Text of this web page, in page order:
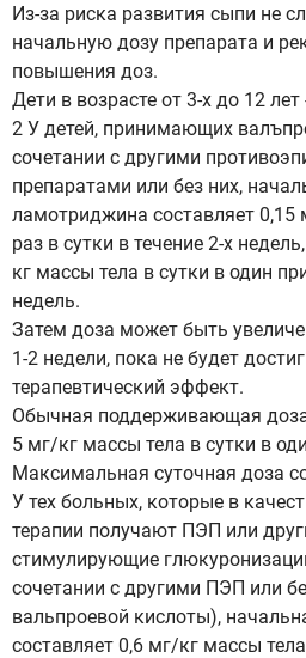
Из-за риска развития сыпи не
начальную дозу препарата и
повышения доз.
Дети в возрасте от 3-х до 12 лет
2 У детей, принимающих
сочетании с другими
препаратами или без них,
ламотриджина составляет 0,15
раз в сутки в течение 2-х
кг массы тела в сутки в один
недель.
Затем доза может быть
1-2 недели, пока не будет
терапевтический эффект.
Обычная поддерживающая
5 мг/кг массы тела в сутки в
Максимальная суточная доза
У тех больных, которые в
терапии получают ПЭП или
стимулирующие
сочетании с другими ПЭП или
вальпроевой кислоты),
составляет 0,6 мг/кг массы